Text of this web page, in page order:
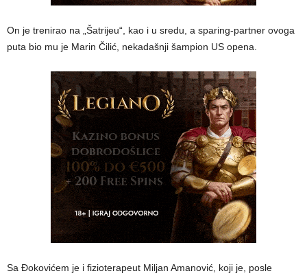
On je trenirao na „Šatrijeu“, kao i u sredu, a sparing-partner ovoga
puta bio mu je Marin Čilić, nekadašnji šampion US opena.
Sa Đokovićem je i fizioterapeut Miljan Amanović, koji je, posle